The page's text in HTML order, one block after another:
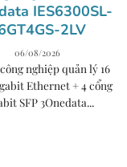
IES6300SL-
2LV
06/08/2026
nghiệp quản lý 16
Ethernet + 4 cổng
SFP 3Onedata...